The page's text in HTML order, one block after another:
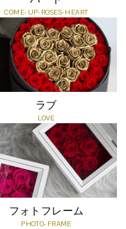
COME-UP-ROSES-HEART
ラブ
LOVE
フォトフレーム
PHOTO-FRAME